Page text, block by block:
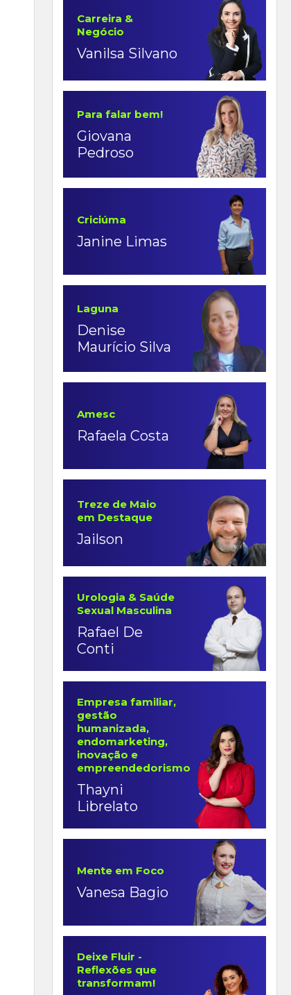
Carreira &
Negócio
Vanilsa Silvano
Para falar bem!
Giovana
Pedroso
Criciúma
Janine Limas
Laguna
Denise
Maurício Silva
Amesc
Rafaela Costa
Treze de Maio
em Destaque
Jailson
Urologia & Saúde
Sexual Masculina
Rafael De
Conti
Empresa familiar,
gestão
humanizada,
endomarketing,
inovação e
empreendedorismo
Thayni
Librelato
Mente em Foco
Vanesa Bagio
Deixe Fluir -
Reflexões que
transformam!